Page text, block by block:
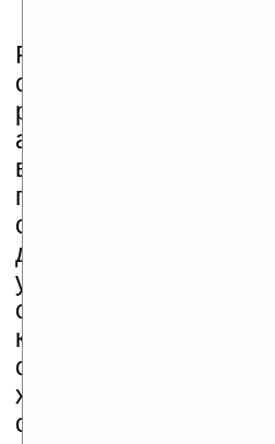
Версия
PersonalJava.
с тех пор
развиваться и как
актуальных
вызывает сомнений.
продукта носит
семью печатями.
достаточно
устройств, нужно,
станет
коммуникатором на
соседа. А судя по
характеристикам
совокупных